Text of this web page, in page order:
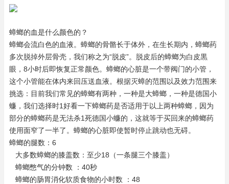
蟑螂的血是什么颜色的？
蟑螂会流白色的血液。蟑螂的骨骼长于体外，在生长期内，蟑螂药
多次脱掉外层骨壳，我们称之为“脱皮”。脱皮后的蟑螂为白皮黒
眼，8小时后即恢复正常颜色。蟑螂的心脏是一个带阀门的小管，
这个小管能在体内来回压送血液。根据灭蟑的范围以及效力范围来
挑选：目前我们常见的蟑螂有两种，一种是大蟑螂，一种是德国小
蠊，我们选择时1好看一下蟑螂药是否适用于以上两种蟑螂，因为
部分的蟑螂药是无法杀1死德国小蠊的，这就等于买回来的蟑螂药
使用面窄了一半了。蟑螂的心脏即使暂时停止跳动也无碍。
蟑螂的腿数：6
大多数蟑螂的膝盖数：至少18（一条腿三个膝盖）
蟑螂憋气的分钟数 ：40秒
蟑螂的肠胃消化软质食物的小时数 ：48